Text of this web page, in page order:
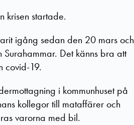
krisen startade.
igång sedan den 20 mars och
Det känns bra att
covid-19.
i kommunhuset på
kollegor till mataffärer och
varorna med bil.